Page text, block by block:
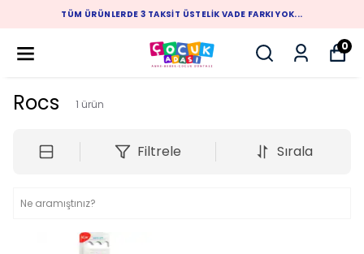
TÜM ÜRÜNLERDE 3 TAKSIT ÜSTELIK VADE FARKI YOK...
0
Rocs 1 ürün
Filtrele Sırala